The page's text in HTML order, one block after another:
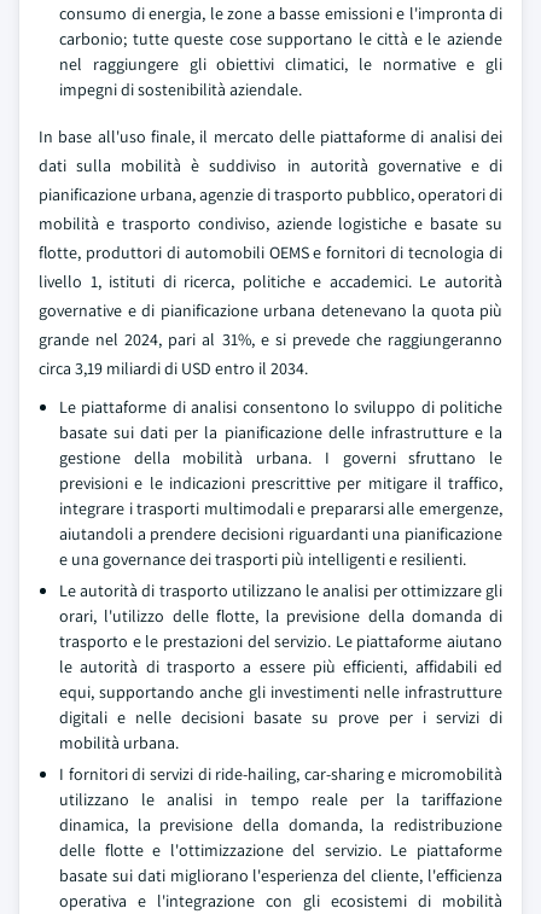
consumo di energia, le zone a basse emissioni e l'impronta di
carbonio; tutte queste cose supportano le città e le aziende
nel raggiungere gli obiettivi climatici, le normative e gli
impegni di sostenibilità aziendale.
In base all'uso finale, il mercato delle piattaforme di analisi dei
dati sulla mobilità è suddiviso in autorità governative e di
pianificazione urbana, agenzie di trasporto pubblico, operatori di
mobilità e trasporto condiviso, aziende logistiche e basate su
flotte, produttori di automobili OEMS e fornitori di tecnologia di
livello 1, istituti di ricerca, politiche e accademici. Le autorità
governative e di pianificazione urbana detenevano la quota più
grande nel 2024, pari al 31%, e si prevede che raggiungeranno
circa 3,19 miliardi di USD entro il 2034.
Le piattaforme di analisi consentono lo sviluppo di politiche
basate sui dati per la pianificazione delle infrastrutture e la
gestione della mobilità urbana. I governi sfruttano le
previsioni e le indicazioni prescrittive per mitigare il traffico,
integrare i trasporti multimodali e prepararsi alle emergenze,
aiutandoli a prendere decisioni riguardanti una pianificazione
e una governance dei trasporti più intelligenti e resilienti.
Le autorità di trasporto utilizzano le analisi per ottimizzare gli
orari, l'utilizzo delle flotte, la previsione della domanda di
trasporto e le prestazioni del servizio. Le piattaforme aiutano
le autorità di trasporto a essere più efficienti, affidabili ed
equi, supportando anche gli investimenti nelle infrastrutture
digitali e nelle decisioni basate su prove per i servizi di
mobilità urbana.
I fornitori di servizi di ride-hailing, car-sharing e micromobilità
utilizzano le analisi in tempo reale per la tariffazione
dinamica, la previsione della domanda, la redistribuzione
delle flotte e l'ottimizzazione del servizio. Le piattaforme
basate sui dati migliorano l'esperienza del cliente, l'efficienza
operativa e l'integrazione con gli ecosistemi di mobilità